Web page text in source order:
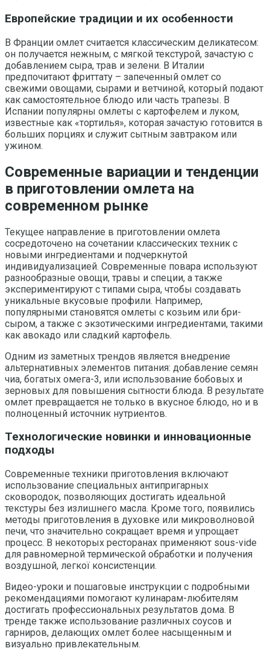
Европейские традиции и их особенности
В Франции омлет считается классическим деликатесом:
он получается нежным, с мягкой текстурой, зачастую с
добавлением сыра, трав и зелени. В Италии
предпочитают фриттату – запеченный омлет со
свежими овощами, сырами и ветчиной, который подают
как самостоятельное блюдо или часть трапезы. В
Испании популярны омлеты с картофелем и луком,
известные как «тортилья», которая зачастую готовится в
больших порциях и служит сытным завтраком или
ужином.
Современные вариации и тенденции
в приготовлении омлета на
современном рынке
Текущее направление в приготовлении омлета
сосредоточено на сочетании классических техник с
новыми ингредиентами и подчеркнутой
индивидуализацией. Современные повара используют
разнообразные овощи, травы и специи, а также
экспериментируют с типами сыра, чтобы создавать
уникальные вкусовые профили. Например,
популярными становятся омлеты с козьим или бри-
сыром, а также с экзотическими ингредиентами, такими
как авокадо или сладкий картофель.
Одним из заметных трендов является внедрение
альтернативных элементов питания: добавление семян
чиа, богатых омега-3, или использование бобовых и
зерновых для повышения сытности блюда. В результате
омлет превращается не только в вкусное блюдо, но и в
полноценный источник нутриентов.
Технологические новинки и инновационные
подходы
Современные техники приготовления включают
использование специальных антипригарных
сковородок, позволяющих достигать идеальной
текстуры без излишнего масла. Кроме того, появились
методы приготовления в духовке или микроволновой
печи, что значительно сокращает время и упрощает
процесс. В некоторых ресторанах применяют sous-vide
для равномерной термической обработки и получения
воздушной, легкої консистенции.
Видео-уроки и пошаговые инструкции с подробными
рекомендациями помогают кулинарам-любителям
достигать профессиональных результатов дома. В
тренде также использование различных соусов и
гарниров, делающих омлет более насыщенным и
визуально привлекательным.